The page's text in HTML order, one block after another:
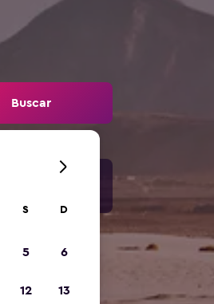
Buscar
S D
5 6
12 13